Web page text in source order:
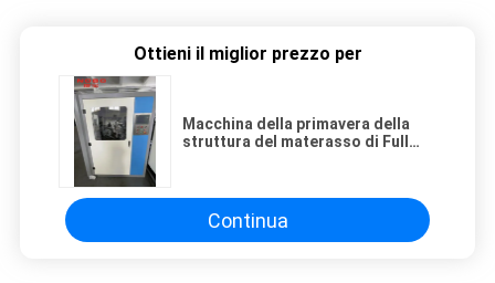
Ottieni il miglior prezzo per
Macchina della primavera della
struttura del materasso di Full
Continua